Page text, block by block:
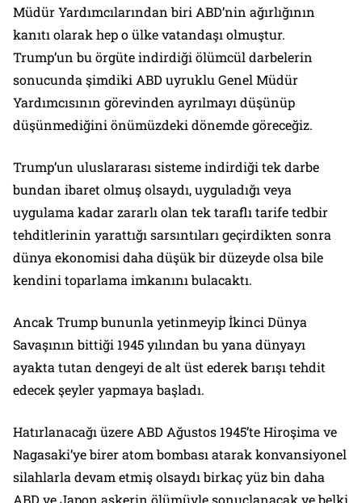
Müdür Yardımcılarından biri ABD’nin ağırlığının
kanıtı olarak hep o ülke vatandaşı olmuştur.
Trump’un bu örgüte indirdiği ölümcül darbelerin
sonucunda şimdiki ABD uyruklu Genel Müdür
Yardımcısının görevinden ayrılmayı düşünüp
düşünmediğini önümüzdeki dönemde göreceğiz.
Trump’un uluslararası sisteme indirdiği tek darbe
bundan ibaret olmuş olsaydı, uyguladığı veya
uygulama kadar zararlı olan tek taraflı tarife tedbir
tehditlerinin yarattığı sarsıntıları geçirdikten sonra
dünya ekonomisi daha düşük bir düzeyde olsa bile
kendini toparlama imkanını bulacaktı.
Ancak Trump bununla yetinmeyip İkinci Dünya
Savaşının bittiği 1945 yılından bu yana dünyayı
ayakta tutan dengeyi de alt üst ederek barışı tehdit
edecek şeyler yapmaya başladı.
Hatırlanacağı üzere ABD Ağustos 1945’te Hiroşima ve
Nagasaki’ye birer atom bombası atarak konvansiyonel
silahlarla devam etmiş olsaydı birkaç yüz bin daha